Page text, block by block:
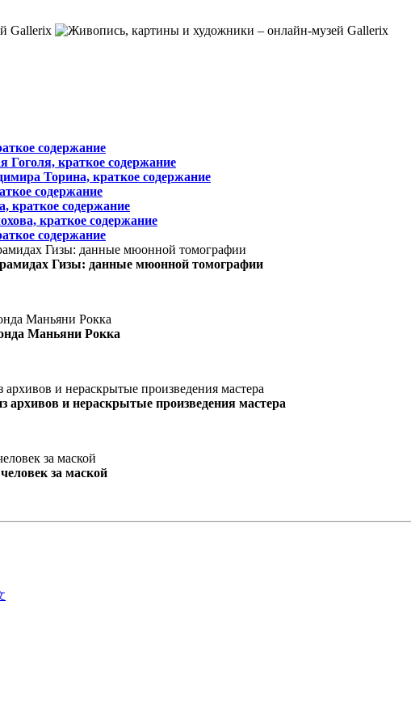
содержание
Гоголя, краткое содержание
Торина, краткое содержание
содержание
краткое содержание
краткое содержание
содержание
Гизы: данные мюонной томографии
Маньяни Рокка
и нераскрытые произведения мастера
за маской